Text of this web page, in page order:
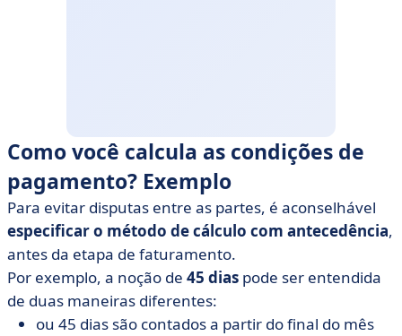
Como você calcula as condições de
pagamento? Exemplo
Para evitar disputas entre as partes, é aconselhável
especificar o método de cálculo com antecedência,
antes da etapa de faturamento.
Por exemplo, a noção de 45 dias pode ser entendida
de duas maneiras diferentes:
ou 45 dias são contados a partir do final do mês